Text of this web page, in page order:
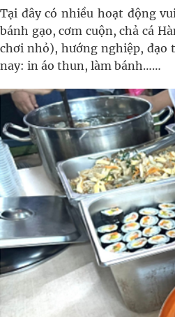
Tại đây có nhiều hoạt động
bánh gạo, cơm cuộn, chả cá
chơi nhỏ), hướng nghiệp, đạo
nay: in áo thun, làm bánh……